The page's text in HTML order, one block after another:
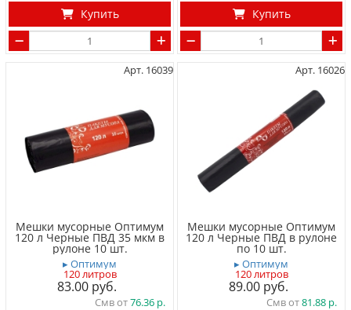
Купить Купить
Арт. 16039
Мешки мусорные Оптимум
120 л Черные ПВД 35 мкм в
рулоне 10 шт.
▸ Оптимум
120 литров
83.00
Смв от76.36
Арт. 16026
Мешки мусорные Оптимум
120 л Черные ПВД в рулоне
по 10 шт.
▸ Оптимум
120 литров
89.00
Смв от81.88